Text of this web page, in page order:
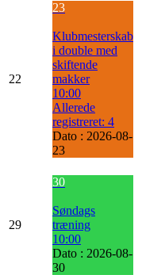
22
23
Klubmesterskab
i double med
skiftende
makker
10:00
Allerede
registreret: 4
Dato : 2026-08-
23
29
30
Søndags
træning
10:00
Dato : 2026-08-
30